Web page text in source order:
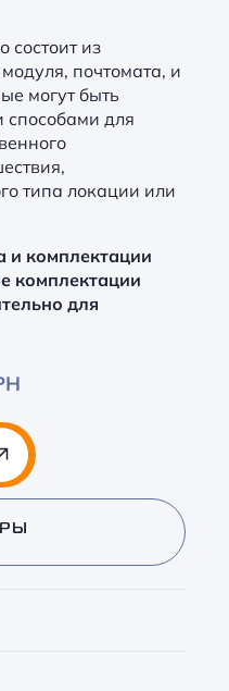
состоит из
почтомата, и
могут быть
для
типа локации или
и комплектации
комплектации
для